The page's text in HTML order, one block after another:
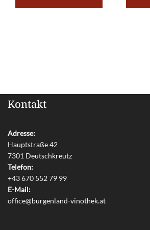
Kontakt
Adresse:
Hauptstraße 42
7301 Deutschkreutz
Telefon:
+43 670 552 79 99
E-Mail:
office@burgenland-vinothek.at